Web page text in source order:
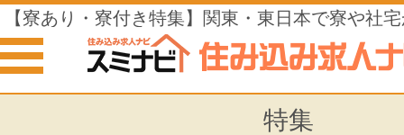
【寮あり・寮付き特集】関東・東日本で寮や社
特集